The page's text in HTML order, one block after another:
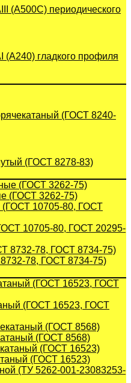
(А500С) периодического
(A240) гладкого профиля
(ГОСТ 8240-
(ГОСТ 8278-83)
(ГОСТ 3262-75)
10705-80, ГОСТ 20295-
78, ГОСТ 8734-75)
(ГОСТ 16523, ГОСТ
(ГОСТ 8568)
(ГОСТ 16523)